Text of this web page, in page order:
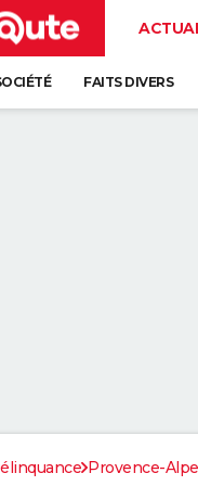
FAITS DIVERS
Provence-